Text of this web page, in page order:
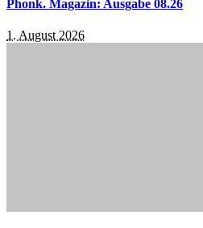
Phonk. Magazin: Ausgabe 08.26
1. August 2026